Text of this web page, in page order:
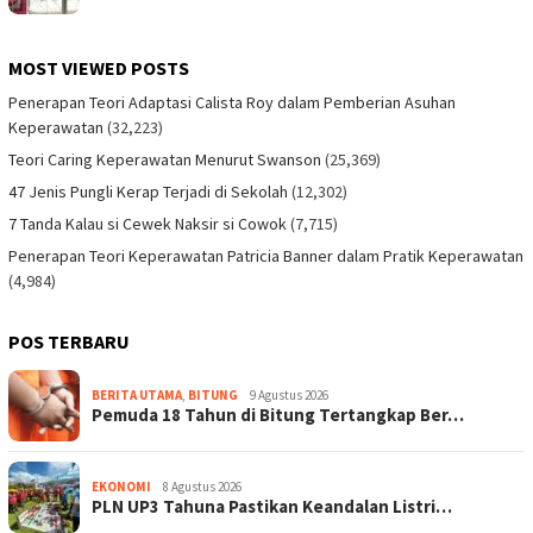
MOST VIEWED POSTS
Penerapan Teori Adaptasi Calista Roy dalam Pemberian Asuhan
Keperawatan (32,223)
Teori Caring Keperawatan Menurut Swanson (25,369)
47 Jenis Pungli Kerap Terjadi di Sekolah (12,302)
7 Tanda Kalau si Cewek Naksir si Cowok(7,715)
Penerapan Teori Keperawatan Patricia Banner dalam Pratik Keperawatan
(4,984)
POS TERBARU
BERITA UTAMA, BITUNG 9 Agustus 2026
Pemuda 18 Tahun di Bitung Tertangkap Ber…
EKONOMI 8 Agustus 2026
PLN UP3 Tahuna Pastikan Keandalan Listri…